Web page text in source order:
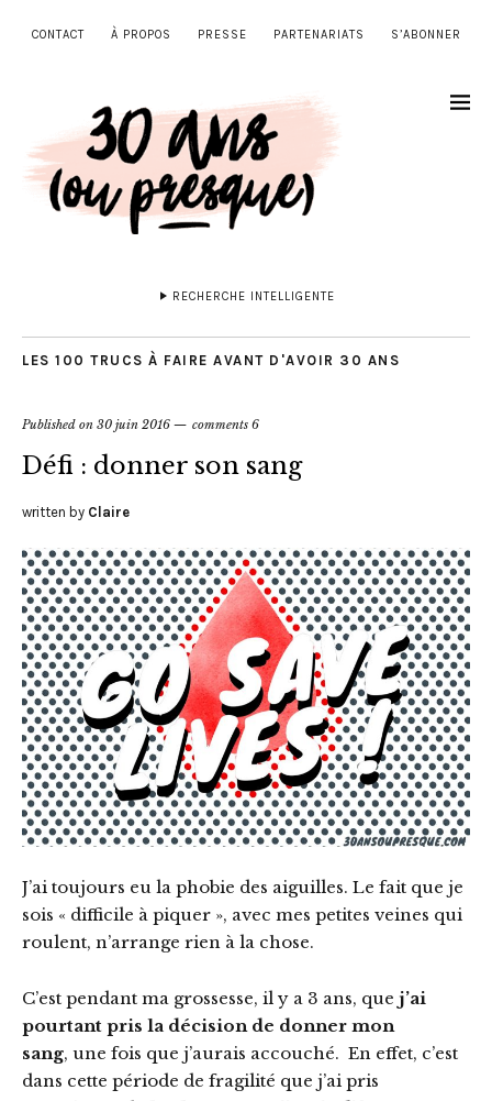
CONTACT À PROPOS PRESSE PARTENARIATS S’ABONNER
RECHERCHE INTELLIGENTE
LES 100 TRUCS À FAIRE AVANT D'AVOIR 30 ANS
Published on 30 juin 2016 comments 6
Défi : donner son sang
written by Claire
J’ai toujours eu la phobie des aiguilles. Le fait que je
sois « difficile à piquer », avec mes petites veines qui
roulent, n’arrange rien à la chose.
C’est pendant ma grossesse, il y a 3 ans, que j’ai
pourtant pris la décision de donner mon
sang, une fois que j’aurais accouché. En effet, c’est
dans cette période de fragilité que j’ai pris